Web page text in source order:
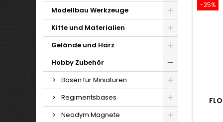
Modellbau Werkzeuge
Kitte und Materialien
Gelände und Harz
Hobby Zubehör
Basen für Miniaturen
Regimentsbases
Neodym Magnete
-25%